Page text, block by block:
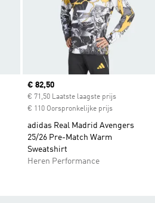
Current price
€ 82,50
€ 71,50 Laatste laagste prijs
€ 110 Oorspronkelijke prijs
adidas Real Madrid Avengers
25/26 Pre-Match Warm
Sweatshirt
Heren Performance